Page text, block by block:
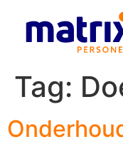
Tag: